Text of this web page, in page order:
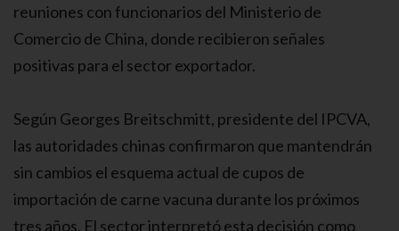
reuniones con funcionarios del Ministerio de
Comercio de China, donde recibieron señales
positivas para el sector exportador.
Según Georges Breitschmitt, presidente del IPCVA,
las autoridades chinas confirmaron que mantendrán
sin cambios el esquema actual de cupos de
importación de carne vacuna durante los próximos
tres años. El sector interpretó esta decisión como